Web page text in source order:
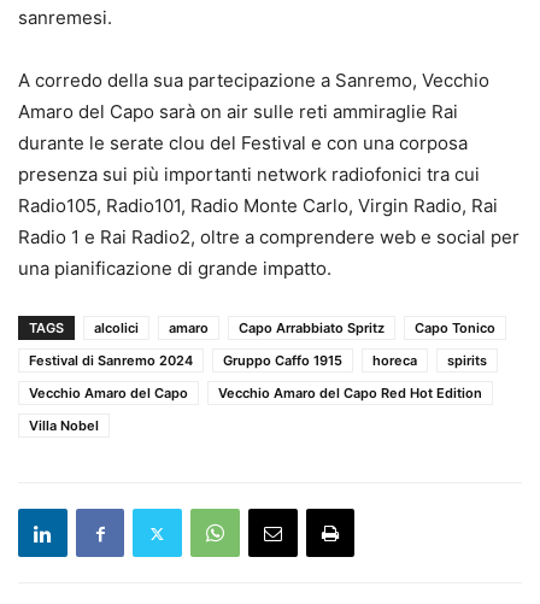
sanremesi.
A corredo della sua partecipazione a Sanremo, Vecchio
Amaro del Capo sarà on air sulle reti ammiraglie Rai
durante le serate clou del Festival e con una corposa
presenza sui più importanti network radiofonici tra cui
Radio105, Radio101, Radio Monte Carlo, Virgin Radio, Rai
Radio 1 e Rai Radio2, oltre a comprendere web e social per
una pianificazione di grande impatto.
TAGS alcolici amaro Capo Arrabbiato Spritz
Capo Tonico
Festival di Sanremo 2024
Gruppo Caffo 1915 horeca
spirits
Vecchio Amaro del Capo
Vecchio Amaro del Capo Red Hot Edition
Villa Nobel